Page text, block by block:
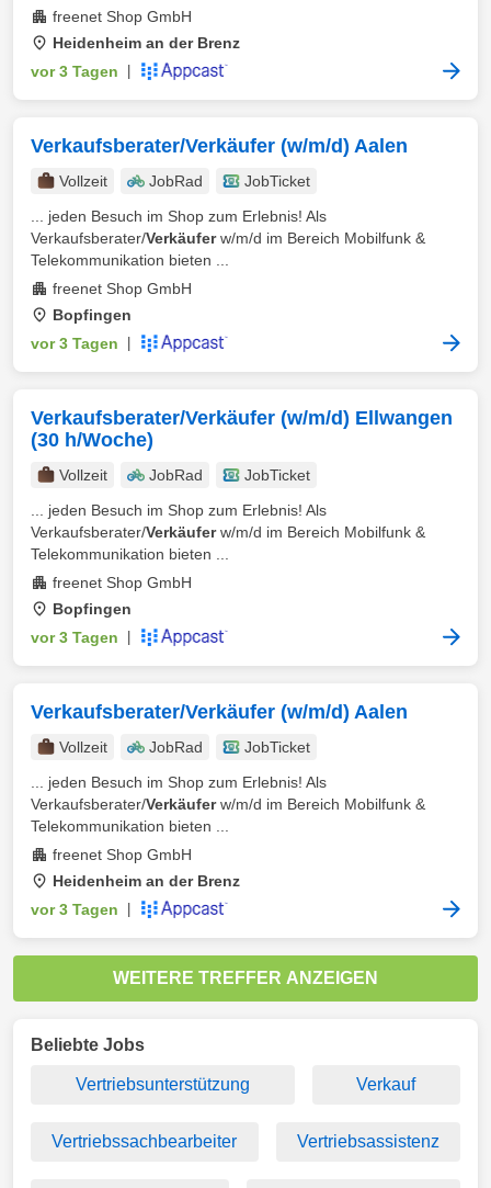
freenet Shop GmbH
Heidenheim an der Brenz
vor 3 Tagen
Verkaufsberater/Verkäufer (w/m/d) Aalen
Vollzeit JobRad
JobTicket
... jeden Besuch im Shop zum Erlebnis! Als
Verkaufsberater/Verkäuferw/m/d im Bereich Mobilfunk &
Telekommunikation bieten ...
freenet Shop GmbH
Bopfingen
vor 3 Tagen
Verkaufsberater/Verkäufer (w/m/d) Ellwangen
(30 h/Woche)
Vollzeit JobRad
JobTicket
... jeden Besuch im Shop zum Erlebnis! Als
Verkaufsberater/Verkäuferw/m/d im Bereich Mobilfunk &
Telekommunikation bieten ...
freenet Shop GmbH
Bopfingen
vor 3 Tagen
Verkaufsberater/Verkäufer (w/m/d) Aalen
Vollzeit JobRad
JobTicket
... jeden Besuch im Shop zum Erlebnis! Als
Verkaufsberater/Verkäuferw/m/d im Bereich Mobilfunk &
Telekommunikation bieten ...
freenet Shop GmbH
Heidenheim an der Brenz
vor 3 Tagen
WEITERE TREFFER ANZEIGEN
Beliebte Jobs
Vertriebsunterstützung Verkauf
Vertriebssachbearbeiter Vertriebsassistenz